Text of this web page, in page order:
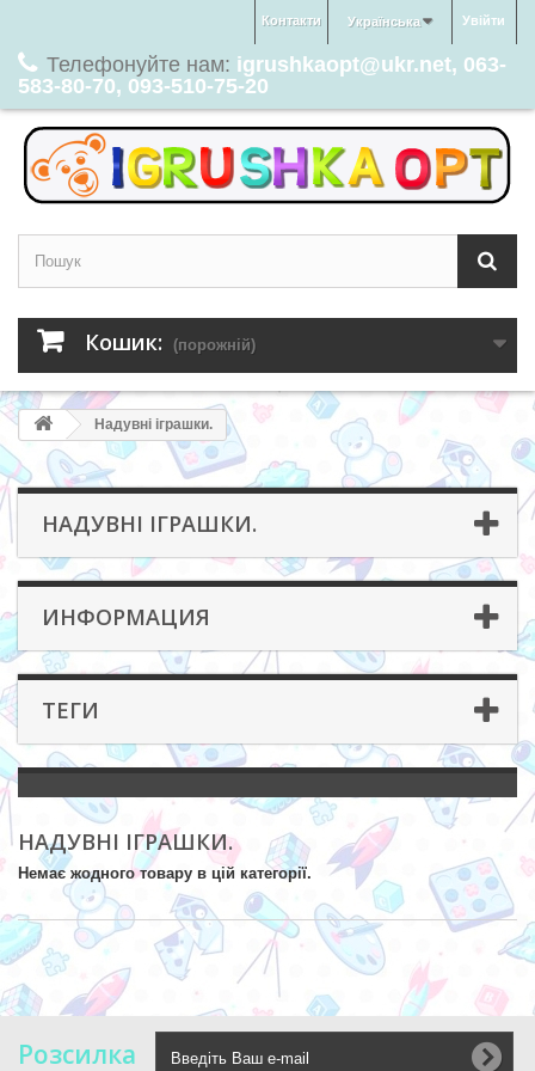
Увійти
Українська
Контакти
Телефонуйте нам: igrushkaopt@ukr.net, 063-
583-80-70, 093-510-75-20
Кошик: (порожній)
Надувні іграшки.
НАДУВНІ ІГРАШКИ.
ИНФОРМАЦИЯ
ТЕГИ
НАДУВНІ ІГРАШКИ.
Немає жодного товару в цій категорії.
Розсилка